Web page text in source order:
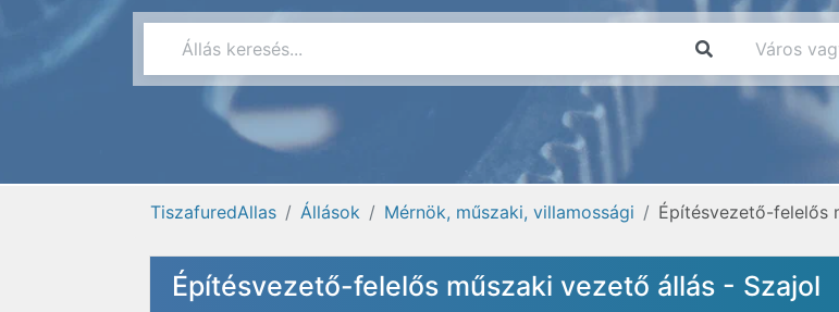
TiszafuredAllas Állások Mérnök, műszaki, villamossági Építésvezető-felelős
Építésvezető-felelős műszaki vezető állás - Szajol